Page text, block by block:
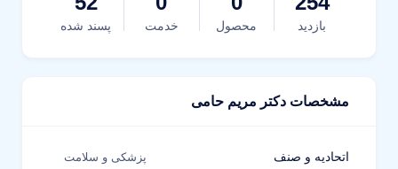
بازدید محصول خدمت پسند شده
مشخصات دکتر مریم حامی
اتحادیه و صنف پزشکی و سلامت